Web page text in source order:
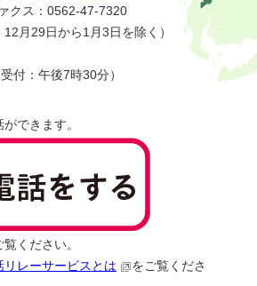
クス：0562-47-7320
月29日から1月3日を除く）
付：午後7時30分）
できます。
覧ください。
リレーサービスとは
をご覧くださ